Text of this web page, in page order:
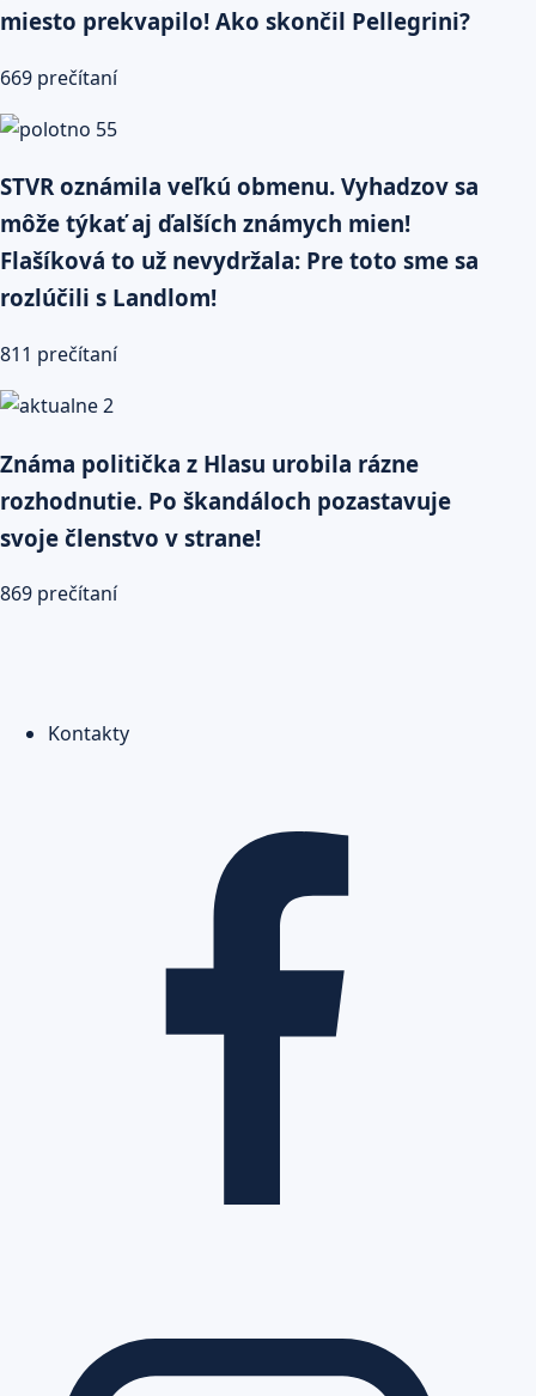
miesto prekvapilo! Ako skončil Pellegrini?
669 prečítaní
STVR oznámila veľkú obmenu. Vyhadzov sa
môže týkať aj ďalších známych mien!
Flašíková to už nevydržala: Pre toto sme sa
rozlúčili s Landlom!
811 prečítaní
Známa politička z Hlasu urobila rázne
rozhodnutie. Po škandáloch pozastavuje
svoje členstvo v strane!
869 prečítaní
Kontakty